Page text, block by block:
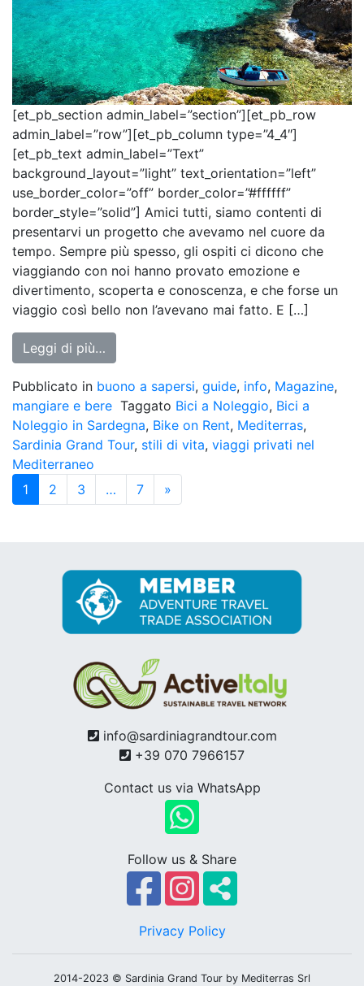
[et_pb_section admin_label=”section”][et_pb_row
admin_label=”row”][et_pb_column type=”4_4″]
[et_pb_text admin_label=”Text”
background_layout=”light” text_orientation=”left”
use_border_color=”off” border_color=”#ffffff”
border_style=”solid”] Amici tutti, siamo contenti di
presentarvi un progetto che avevamo nel cuore da
tempo. Sempre più spesso, gli ospiti ci dicono che
viaggiando con noi hanno provato emozione e
divertimento, scoperta e conoscenza, e che forse un
viaggio così bello non l’avevano mai fatto. E […]
Leggi di più…
Pubblicato in buono a sapersi, guide, info, Magazine,
mangiare e bere Taggato Bici a Noleggio, Bici a
Noleggio in Sardegna, Bike on Rent, Mediterras,
Sardinia Grand Tour, stili di vita, viaggi privati nel
Mediterraneo
Navigazione
degli
1 2 3 … 7 »
info@sardiniagrandtour.com
+39 070 7966157
Contact us via WhatsApp
Follow us & Share
Privacy Policy
2014-2023 © Sardinia Grand Tour by Mediterras Srl